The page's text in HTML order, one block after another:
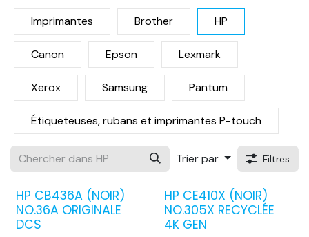
Imprimantes Brother HP
Canon Epson Lexmark
Xerox Samsung Pantum
Étiqueteuses, rubans et imprimantes P-touch
Trier par Filtres
HP CB436A (NOIR)
NO.36A ORIGINALE
DCS
HP CE410X (NOIR)
NO.305X RECYCLÉE
4K GEN